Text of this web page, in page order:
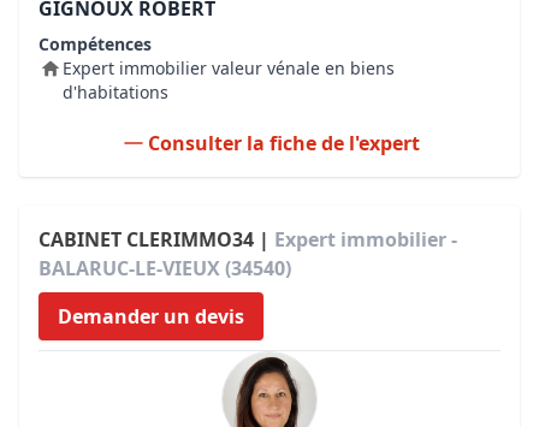
GIGNOUX ROBERT
Compétences
Expert immobilier valeur vénale en biens
d'habitations
Consulter la fiche de l'expert
CABINET CLERIMMO34 | Expert immobilier -
BALARUC-LE-VIEUX (34540)
Demander un devis